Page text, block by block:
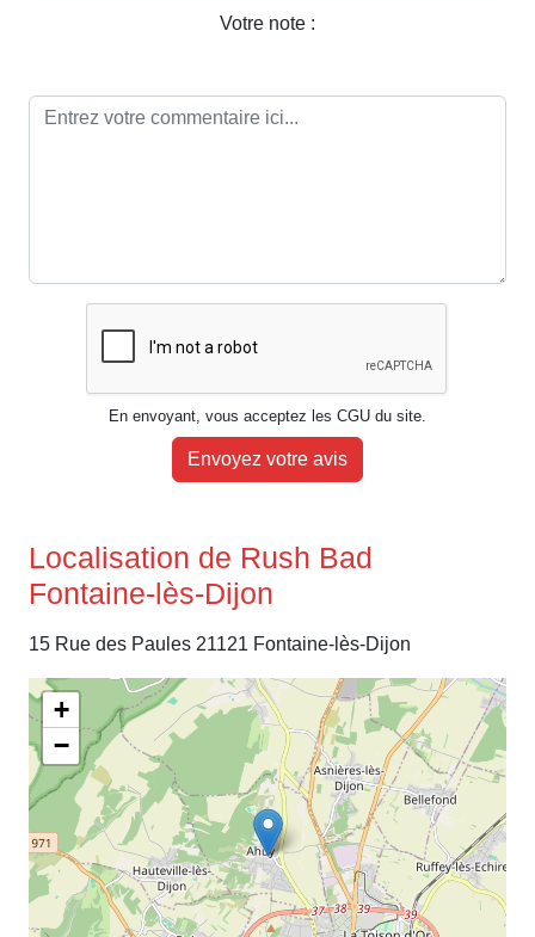
Votre note :
En envoyant, vous acceptez les CGU du site.
Envoyez votre avis
Localisation de Rush Bad
Fontaine-lès-Dijon
15 Rue des Paules 21121 Fontaine-lès-Dijon
+
−